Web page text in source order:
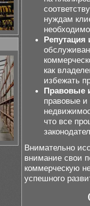
нуждам
Репутация
как
избежать
Правовые
правовые и
что все
Внимательно
внимание свои
коммерческую
успешного